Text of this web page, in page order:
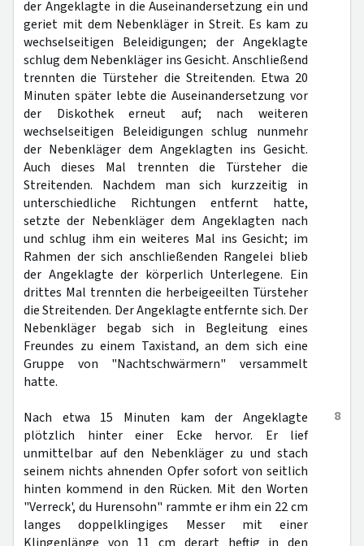
der Angeklagte in die Auseinandersetzung ein und
geriet mit dem Nebenkläger in Streit. Es kam zu
wechselseitigen Beleidigungen; der Angeklagte
schlug dem Nebenkläger ins Gesicht. Anschließend
trennten die Türsteher die Streitenden. Etwa 20
Minuten später lebte die Auseinandersetzung vor
der Diskothek erneut auf; nach weiteren
wechselseitigen Beleidigungen schlug nunmehr
der Nebenkläger dem Angeklagten ins Gesicht.
Auch dieses Mal trennten die Türsteher die
Streitenden. Nachdem man sich kurzzeitig in
unterschiedliche Richtungen entfernt hatte,
setzte der Nebenkläger dem Angeklagten nach
und schlug ihm ein weiteres Mal ins Gesicht; im
Rahmen der sich anschließenden Rangelei blieb
der Angeklagte der körperlich Unterlegene. Ein
drittes Mal trennten die herbeigeeilten Türsteher
die Streitenden. Der Angeklagte entfernte sich. Der
Nebenkläger begab sich in Begleitung eines
Freundes zu einem Taxistand, an dem sich eine
Gruppe von "Nachtschwärmern" versammelt
hatte.
8
Nach etwa 15 Minuten kam der Angeklagte
plötzlich hinter einer Ecke hervor. Er lief
unmittelbar auf den Nebenkläger zu und stach
seinem nichts ahnenden Opfer sofort von seitlich
hinten kommend in den Rücken. Mit den Worten
"Verreck', du Hurensohn" rammte er ihm ein 22 cm
langes doppelklingiges Messer mit einer